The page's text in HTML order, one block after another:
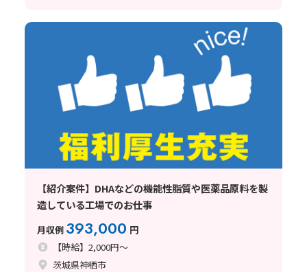
【紹介案件】DHAなどの機能性脂質や医薬品原料を製
造している工場でのお仕事
月収例 393,000 円
【時給】2,000円～
茨城県神栖市